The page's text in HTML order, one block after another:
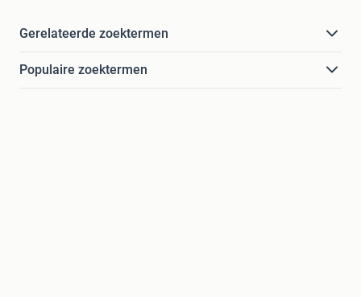
Gerelateerde zoektermen
Populaire zoektermen